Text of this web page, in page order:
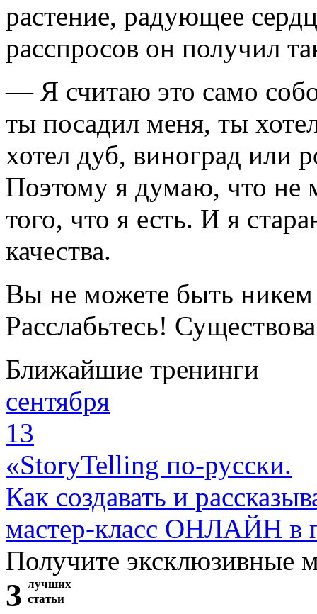
растение, радующее
расспросов он получил
— Я считаю это само
ты посадил меня, ты
хотел дуб, виноград
Поэтому я думаю, что не
того, что я есть. И я
качества.
Вы не можете быть
Расслабьтесь!
Ближайшие тренинги
сентября
13
«StoryTelling по-русски.
Как создавать и
мастер-класс ОНЛАЙН в
Получите эксклюзивные
3 лучших
статьи